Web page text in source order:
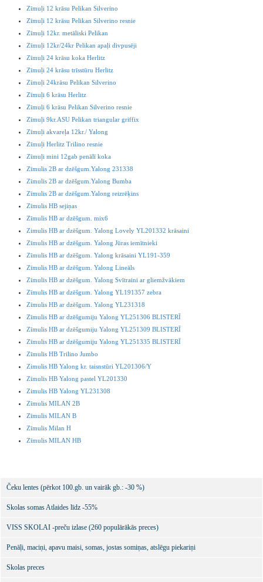
Zīmuļi 12 krāsu Pelikan Silverino
Zīmuļi 12 krāsu Pelikan Silverino resnie
Zīmuļi 12kr. metāliski Pelikan
Zīmuļi 12kr/24kr Pelikan apaļi divpusēji
Zīmuļi 24 krāsu koka Herlitz
Zīmuļi 24 krāsu trīsstūru Herlitz
Zīmuļi 24krāsu Pelikan Silverino
Zīmuļi 6 krāsu Herlitz
Zīmuļi 6 krāsu Pelikan Silverino resnie
Zīmuļi 9kr.ASU Pelikan triangular griffix
Zīmuļi akvareļa 12kr./ Yalong
Zīmuļi Herlitz Trilino resnie
Zīmuļi mini 12gab penālī koka
Zīmulis 2B ar dzēšgum.Yalong 231338
Zīmulis 2B ar dzēšgum.Yalong Bumba
Zīmulis 2B ar dzēšgum.Yalong reizrēķins
Zīmulis HB sejiņas
Zīmulis HB ar dzēšgum. mix6
Zimulis HB ar dzēšgum. Yalong Lovely YL201332 krāsaini
Zīmulis HB ar dzēšgum. Yalong Jūras iemītnieki
Zīmulis HB ar dzēšgum. Yalong krāsaini YL191-359
Zīmulis HB ar dzēšgum. Yalong Lineāls
Zīmulis HB ar dzēšgum. Yalong Svītraini ar gliemžvākiem
Zīmulis HB ar dzēšgum. Yalong YL191357 zebra
Zīmulis HB ar dzēšgum. Yalong YL231318
Zīmulis HB ar dzēšgumiju Yalong YL251306 BLISTERĪ
Zīmulis HB ar dzēšgumiju Yalong YL251309 BLISTERĪ
Zīmulis HB ar dzēšgumiju Yalong YL251335 BLISTERĪ
Zīmulis HB Trilino Jumbo
Zimulis HB Yalong kr. taisnstūri YL201306/Y
Zīmulis HB Yalong pastel YL201330
Zimulis HB Yalong YL231308
Zīmulis MILAN 2B
Zīmulis MILAN B
Zīmulis Milan H
Zīmulis MILAN HB
Čeku lentes (pērkot 100.gb. un vairāk gb.: -30 %)
Skolas somas Atlaides līdz -55%
VISS SKOLAI -preču izlase (260 populārākās preces)
Penāļi, maciņi, apavu maisi, somas, jostas somiņas, atslēgu piekariņi
Skolas preces